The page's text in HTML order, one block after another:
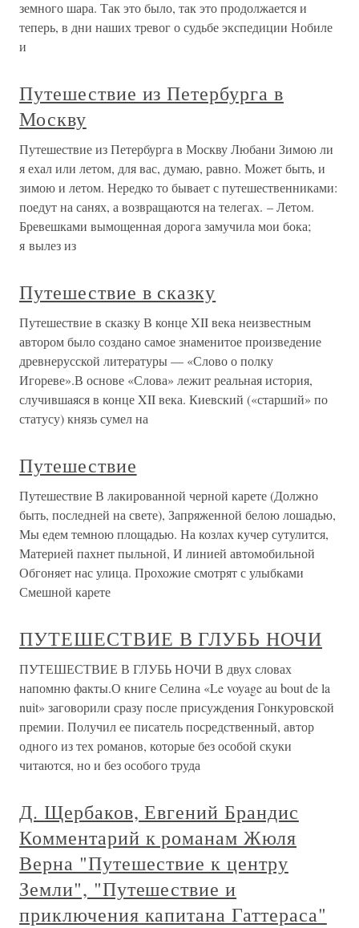
земного шара. Так это было, так это продолжается и
теперь, в дни наших тревог о судьбе экспедиции Нобиле
и
Путешествие из Петербурга в
Москву
Путешествие из Петербурга в Москву Любани Зимою ли
я ехал или летом, для вас, думаю, равно. Может быть, и
зимою и летом. Нередко то бывает с путешественниками:
поедут на санях, а возвращаются на телегах. – Летом.
Бревешками вымощенная дорога замучила мои бока;
я вылез из
Путешествие в сказку
Путешествие в сказку В конце XII века неизвестным
автором было создано самое знаменитое произведение
древнерусской литературы — «Слово о полку
Игореве».В основе «Слова» лежит реальная история,
случившаяся в конце XII века. Киевский («старший» по
статусу) князь сумел на
Путешествие
Путешествие В лакированной черной карете (Должно
быть, последней на свете), Запряженной белою лошадью,
Мы едем темною площадью. На козлах кучер сутулится,
Материей пахнет пыльной, И линией автомобильной
Обгоняет нас улица. Прохожие смотрят с улыбками
Смешной карете
ПУТЕШЕСТВИЕ В ГЛУБЬ НОЧИ
ПУТЕШЕСТВИЕ В ГЛУБЬ НОЧИ В двух словах
напомню факты.О книге Селина «Le voyage au bout de la
nuit» заговорили сразу после присуждения Гонкуровской
премии. Получил ее писатель посредственный, автор
одного из тех романов, которые без особой скуки
читаются, но и без особого труда
Д. Щербаков, Евгений Брандис
Комментарий к романам Жюля
Верна "Путешествие к центру
Земли", "Путешествие и
приключения капитана Гаттераса"